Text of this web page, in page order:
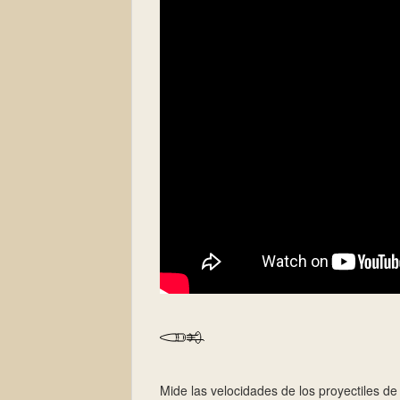
Mide las velocidades de los proyectiles